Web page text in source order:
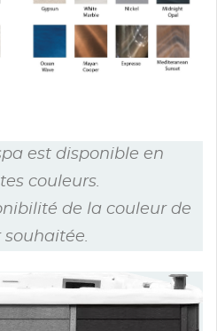
est disponible en
couleurs.
de la couleur de